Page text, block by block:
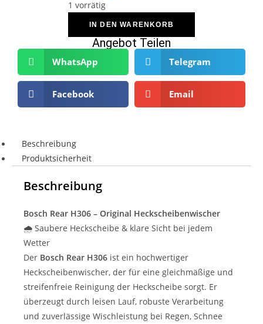
1 vorrätig
IN DEN WARENKORB
Angebot Teilen
WhatsApp Telegram
Facebook Email
Beschreibung
Produktsicherheit
Beschreibung
Bosch Rear H306 – Original Heckscheibenwischer
🌧️ Saubere Heckscheibe & klare Sicht bei jedem
Wetter
Der Bosch Rear H306 ist ein hochwertiger
Heckscheibenwischer, der für eine gleichmäßige und
streifenfreie Reinigung der Heckscheibe sorgt. Er
überzeugt durch leisen Lauf, robuste Verarbeitung
und zuverlässige Wischleistung bei Regen, Schnee